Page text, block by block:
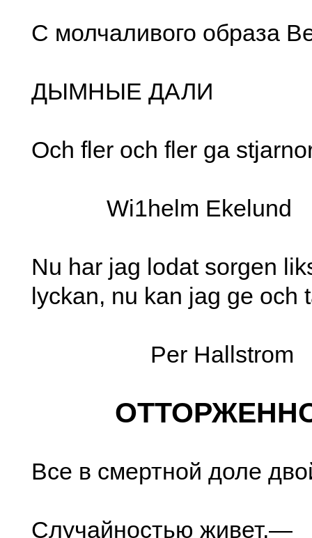
С молчаливого образа
ДЫМНЫЕ ДАЛИ
Och fler och fler ga
Wi1helm Ekelund
Nu har jag lodat sorgen
lyckan, nu kan jag gе och
Per Hallstrom
Все в смертной доле
Случайностью живет,—